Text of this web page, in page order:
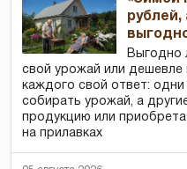
рублей,
Выгодно
свой урожай или дешевле
каждого свой ответ:
собирать урожай, а
продукцию или
на прилавках